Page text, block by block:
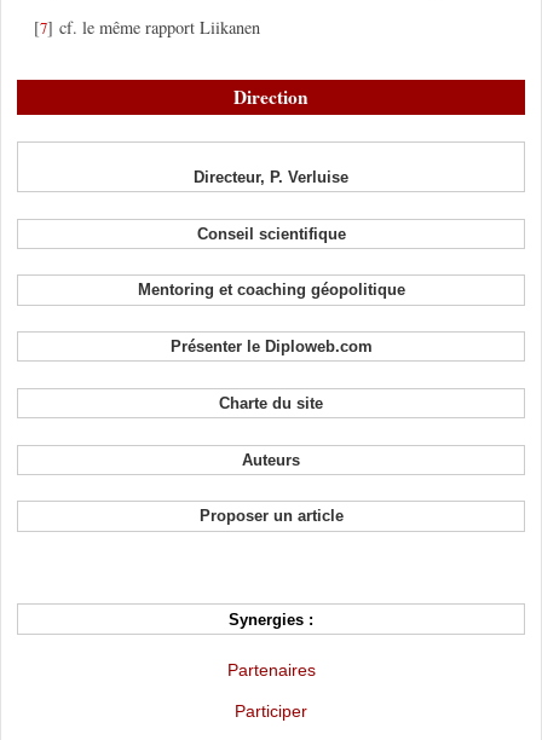
[7]cf. le même rapport Liikanen
Direction
Directeur, P. Verluise
Conseil scientifique
Mentoring et coaching géopolitique
Présenter le Diploweb.com
Charte du site
Auteurs
Proposer un article
Synergies :
Partenaires
Participer